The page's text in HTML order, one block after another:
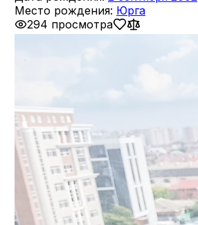
Место рождения: Юрга
294 просмотра